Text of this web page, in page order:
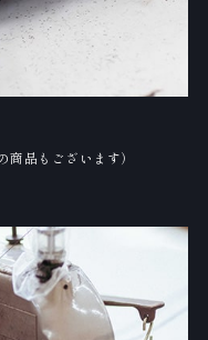
商品もございます）